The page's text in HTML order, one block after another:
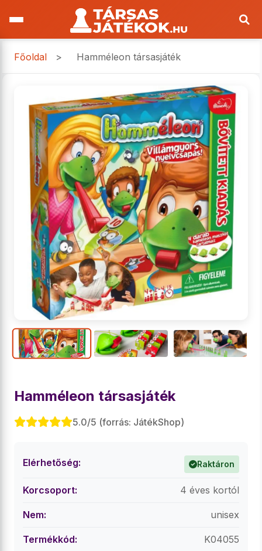
Főoldal > Hamméleon társasjáték
Hamméleon társasjáték
5.0/5 (forrás: JátékShop)
Elérhetőség: Raktáron
Korcsoport: 4 éves kortól
Nem: unisex
Termékkód: K04055